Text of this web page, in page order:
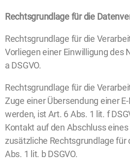
Rechtsgrundlage für die
Rechtsgrundlage für die
Vorliegen einer Einwilligung des
a DSGVO.
Rechtsgrundlage für die
Zuge einer Übersendung einer
werden, ist Art. 6 Abs. 1 lit. f
Kontakt auf den Abschluss
zusätzliche Rechtsgrundlage für
Abs. 1 lit. b DSGVO.